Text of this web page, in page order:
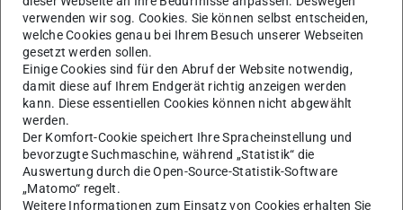
Abenteuer Forschungsausgründung
verwenden wir sog. Cookies. Sie können selbst entscheiden,
welche Cookies genau bei Ihrem Besuch unserer Webseiten
gesetzt werden sollen.
Einige Cookies sind für den Abruf der Website notwendig,
damit diese auf Ihrem Endgerät richtig anzeigen werden
kann. Diese essentiellen Cookies können nicht abgewählt
werden.
Der Komfort-Cookie speichert Ihre Spracheinstellung und
bevorzugte Suchmaschine, während „Statistik“ die
Auswertung durch die Open-Source-Statistik-Software
„Matomo“ regelt.
Weitere Informationen zum Einsatz von Cookies erhalten Sie